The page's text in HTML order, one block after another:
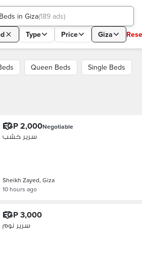
in Giza(189 ads)
Type Price Giza
Queen Beds Single Beds
EGP 2,000Negotiable
سرير خشب
Sheikh Zayed, Giza
10 hours ago
EGP 3,000
سرير نوم